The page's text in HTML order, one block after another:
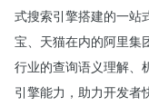
式搜索引擎搭建的一站
宝、天猫在内的阿里集
行业的查询语义理解、
引擎能力，助力开发者